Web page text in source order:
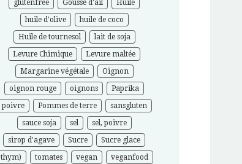
glutenfree
Gousse d'ail
Huile
huile d'olive
huile de coco
Huile de tournesol
lait de soja
Levure Chimique
Levure maltée
Margarine végétale
Oignon
oignon rouge
oignons
Paprika
poivre
Pommes de terre
sansgluten
sauce soja
sel
sel, poivre
sirop d'agave
Sucre
Sucre glace
thym)
tomates vegan
veganfood